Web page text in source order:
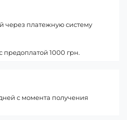
через платежную систему
1000 грн.
с момента получения